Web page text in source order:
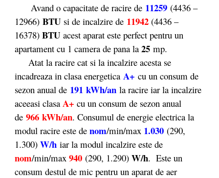
Avand o capacitate de racire de 11259 (4436 –
12966) BTU si de incalzire de 11942 (4436 –
16378) BTU acest aparat este perfect pentru un
apartament cu 1 camera de pana la 25 mp.
Atat la racire cat si la incalzire acesta se
incadreaza in clasa energetica A+ cu un consum de
sezon anual de 191 kWh/an la racire iar la incalzire
aceeasi clasa A+ cu un consum de sezon anual
de 966 kWh/an. Consumul de energie electrica la
modul racire este de nom/min/max 1.030 (290,
1.300) W/h iar la modul incalzire este de
nom/min/max 940 (290, 1.290) W/h. Este un
consum destul de mic pentru un aparat de aer